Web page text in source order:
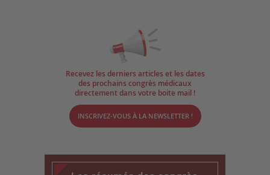
Recevez les derniers articles et les dates
des prochains congrès médicaux
directement dans votre boite mail !
INSCRIVEZ-VOUS À LA NEWSLETTER !